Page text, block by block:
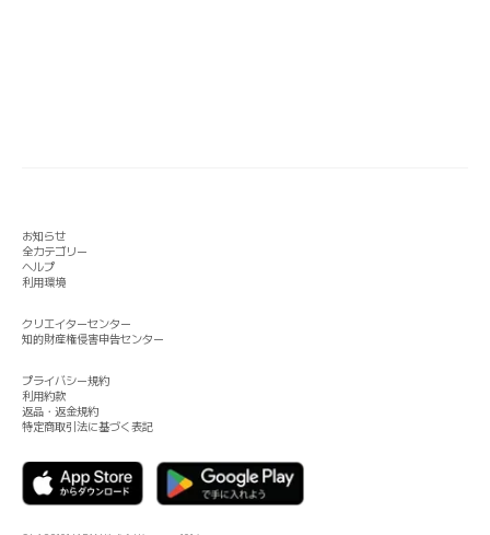
お知らせ
全カテゴリー
ヘルプ
利用環境
クリエイターセンター
知的財産権侵害申告センター
プライバシー規約
利用約款
返品・返金規約
特定商取引法に基づく表記